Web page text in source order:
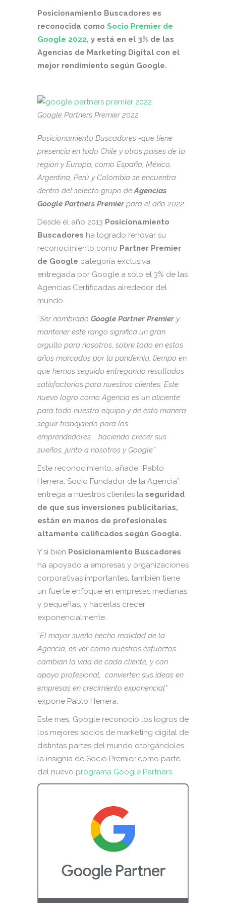
Posicionamiento Buscadores es
reconocida como Socio Premier de
Google 2022, y está en el 3% de las
Agencias de Marketing Digital con el
mejor rendimiento según Google.
Google Partners Premier 2022
Posicionamiento Buscadores -que tiene
presencia en todo Chile y otros países de la
región y Europa, como España, México,
Argentina, Perú y Colombia se encuentra
dentro del selecto grupo deAgencias
Google Partners Premier para el año 2022.
Desde el año 2013 Posicionamiento
Buscadores ha logrado renovar su
reconocimiento como Partner Premier
de Google categoría exclusiva
entregada por Google a sólo el 3% de las
Agencias Certificadas alrededor del
mundo.
“Ser nombrado Google Partner Premier y
mantener este rango significa un gran
orgullo para nosotros, sobre todo en estos
años marcados por la pandemia, tiempo en
que hemos seguido entregando resultados
satisfactorios para nuestros clientes. Este
nuevo logro como Agencia es un aliciente
para todo nuestro equipo y de esta manera
seguir trabajando para los
emprendedores… haciendo crecer sus
sueños, junto a nosotros y Google”
Este reconocimiento, añade “Pablo
Herrera, Socio Fundador de la Agencia”,
entrega a nuestros clientes la seguridad
de que sus inversiones publicitarias,
están en manos de profesionales
altamente calificados según Google.
Y si bien Posicionamiento Buscadores
ha apoyado a empresas y organizaciones
corporativas importantes, también tiene
un fuerte enfoque en empresas medianas
y pequeñas, y hacerlas crecer
exponencialmente.
“El mayor sueño hecho realidad de la
Agencia, es ver como nuestros esfuerzos
cambian la vida de cada cliente, y con
apoyo profesional, convierten sus ideas en
empresas en crecimiento exponencial”
expone Pablo Herrera.
Este mes, Google reconoció los logros de
los mejores socios de marketing digital de
distintas partes del mundo otorgándoles
la insignia de Socio Premier como parte
del nuevo programa Google Partners.